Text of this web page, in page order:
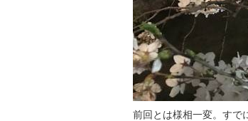
前回とは様相一変。すで